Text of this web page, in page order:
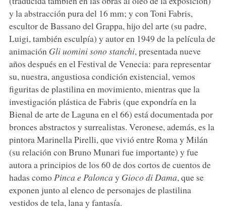
y la abstracción pura del 16 mm; y con Toni Fabris,
escultor de Bassano del Grappa, hijo del arte (su padre,
Luigi, también esculpía) y autor en 1949 de la película de
animación Gli uomini sono stanchi, presentada nueve
años después en el Festival de Venecia: para representar
su, nuestra, angustiosa condición existencial, vemos
figuritas de plastilina en movimiento, mientras que la
investigación plástica de Fabris (que expondría en la
Bienal de arte de Laguna en el 66) está documentada por
bronces abstractos y surrealistas. Veronese, además, es la
pintora Marinella Pirelli, que vivió entre Roma y Milán
(su relación con Bruno Munari fue importante) y fue
autora a principios de los 60 de dos cortos de cuentos de
hadas comoPinca e Palonca y Gioco di Dama, que se
exponen junto al elenco de personajes de plastilina
vestidos de tela, lana y fantasía.